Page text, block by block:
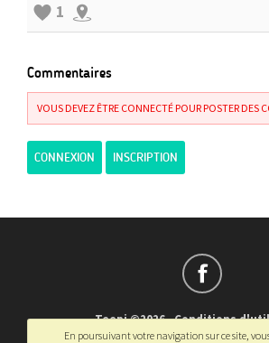
1
Commentaires
VOUS DEVEZ ÊTRE CONNECTÉ POUR POSTER DES
CONNEXION INSCRIPTION
Teepi ©2026-Conditions
En poursuivant votre navigation sur ce site,